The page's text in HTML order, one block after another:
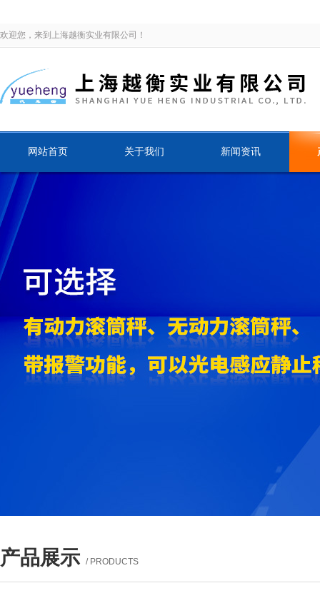
欢迎您，来到上海越衡实业有限公司！
网站首页 关于我们 新闻资讯
产品展示 / PRODUCTS